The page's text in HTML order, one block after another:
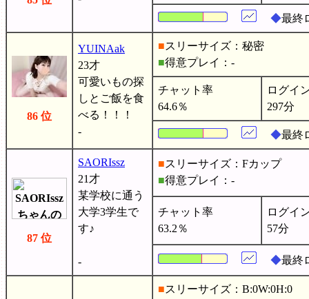
◆最終
86 位
YUINAak
23才
可愛いもの探
しとご飯を食
べる！！！
-
■スリーサイズ：秘密
■得意プレイ：-
チャット率
64.6％
ログイ
297分
◆最終
87 位
SAORIssz
21才
某学校に通う
大学3学生で
す♪
-
■スリーサイズ：Fカップ
■得意プレイ：-
チャット率
63.2％
ログイ
57分
◆最終
■スリーサイズ：B:0W:0H:0